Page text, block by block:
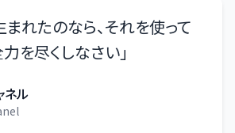
れたのなら、それを使って
を尽くしなさい」
ネル